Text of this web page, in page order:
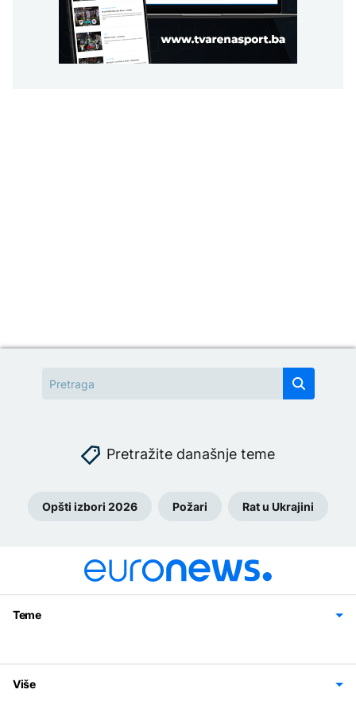
Pretražite današnje teme
Opšti izbori 2026 Požari Rat u Ukrajini
Teme
Svijet
Sport
Magazin
Više